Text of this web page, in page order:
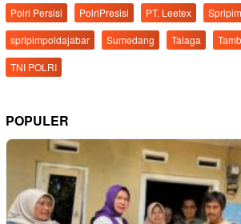
Polri Persisi
PolriPresisi PT. Leetex
spripimpoldajabar
Sumedang Talaga
TNI POLRI
POPULER